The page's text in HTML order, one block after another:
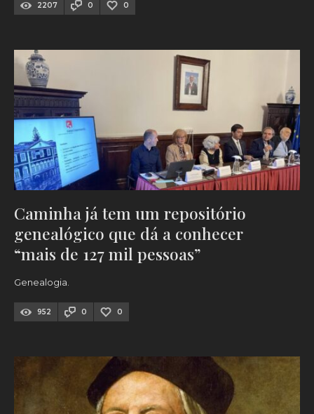
2207 0 0
Caminha já tem um repositório
genealógico que dá a conhecer
“mais de 127 mil pessoas”
Genealogia.
952 0 0